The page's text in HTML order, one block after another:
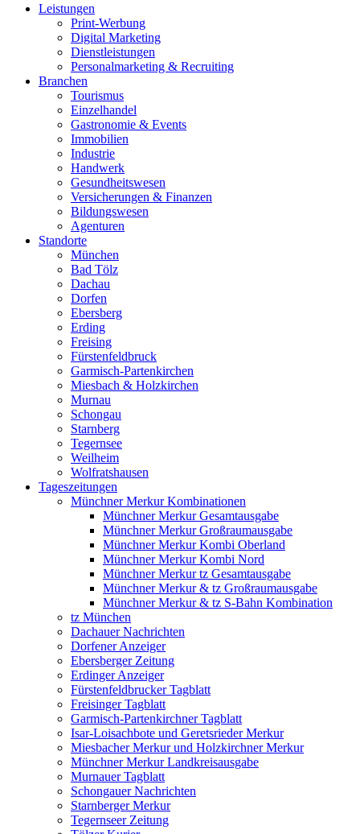
Leistungen
Print-Werbung
Digital Marketing
Dienstleistungen
Personalmarketing & Recruiting
Branchen
Tourismus
Einzelhandel
Gastronomie & Events
Immobilien
Industrie
Handwerk
Gesundheitswesen
Versicherungen & Finanzen
Bildungswesen
Agenturen
Standorte
München
Bad Tölz
Dachau
Dorfen
Ebersberg
Erding
Freising
Fürstenfeldbruck
Garmisch-Partenkirchen
Miesbach & Holzkirchen
Murnau
Schongau
Starnberg
Tegernsee
Weilheim
Wolfratshausen
Tageszeitungen
Münchner Merkur Kombinationen
Münchner Merkur Gesamtausgabe
Münchner Merkur Großraumausgabe
Münchner Merkur Kombi Oberland
Münchner Merkur Kombi Nord
Münchner Merkur tz Gesamtausgabe
Münchner Merkur & tz Großraumausgabe
Münchner Merkur & tz S-Bahn Kombination
tz München
Dachauer Nachrichten
Dorfener Anzeiger
Ebersberger Zeitung
Erdinger Anzeiger
Fürstenfeldbrucker Tagblatt
Freisinger Tagblatt
Garmisch-Partenkirchner Tagblatt
Isar-Loisachbote und Geretsrieder Merkur
Miesbacher Merkur und Holzkirchner Merkur
Münchner Merkur Landkreisausgabe
Murnauer Tagblatt
Schongauer Nachrichten
Starnberger Merkur
Tegernseer Zeitung